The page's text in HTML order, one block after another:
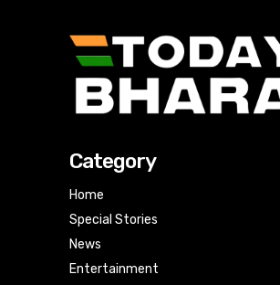
Category
Home
Special Stories
News
Entertainment